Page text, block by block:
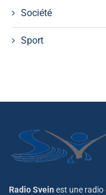
Société
Sport
Radio Svein est une